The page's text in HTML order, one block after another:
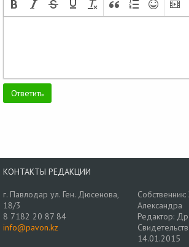
КОНТАКТЫ РЕДАКЦИИ
г. Павлодар ул. Ген. Дюсенова,
18/3
8 7182 20 87 84
info@pavon.kz
Александра
Редактор:
14.01.2015